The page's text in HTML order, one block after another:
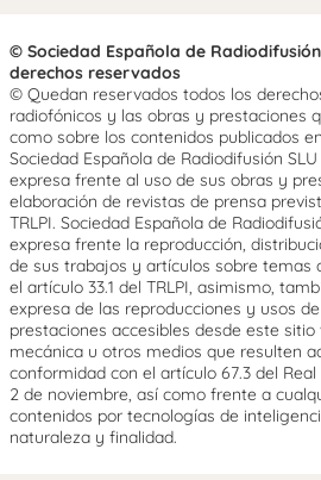
© Sociedad Española de
derechos reservados
© Quedan reservados todos los
radiofónicos y las obras y prestaciones
como sobre los contenidos publicados
Sociedad Española de Radiodifusión
expresa frente al uso de sus obras y
elaboración de revistas de prensa
TRLPI. Sociedad Española de
expresa frente la reproducción,
de sus trabajos y artículos sobre temas
el artículo 33.1 del TRLPI, asimismo,
expresa de las reproducciones y usos
prestaciones accesibles desde este
mecánica u otros medios que resulten
conformidad con el artículo 67.3 del
2 de noviembre, así como frente a
contenidos por tecnologías de
naturaleza y finalidad.